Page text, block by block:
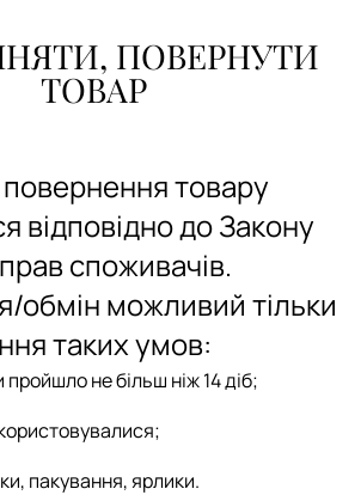
ПОВЕРНУТИ
ТОВАР
товару
відповідно до Закону
споживачів.
обмін можливий тільки
таких умов:
пройшло не більш ніж 14 діб;
пакування, ярлики.